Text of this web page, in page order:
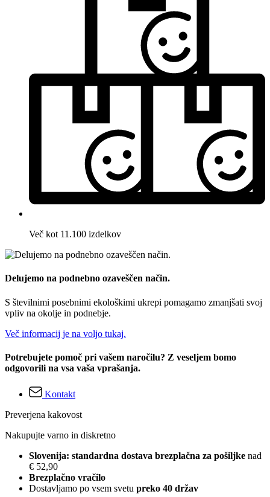
Več kot 11.100 izdelkov
Delujemo na podnebno ozaveščen način.
S številnimi posebnimi ekološkimi ukrepi pomagamo zmanjšati svoj
vpliv na okolje in podnebje.
Več informacij je na voljo tukaj.
Potrebujete pomoč pri vašem naročilu? Z veseljem bomo
odgovorili na vsa vaša vprašanja.
Kontakt
Preverjena kakovost
Nakupujte varno in diskretno
Slovenija: standardna dostava brezplačna za pošiljke nad
€ 52,90
Brezplačno vračilo
Dostavljamo po vsem svetu preko 40 držav